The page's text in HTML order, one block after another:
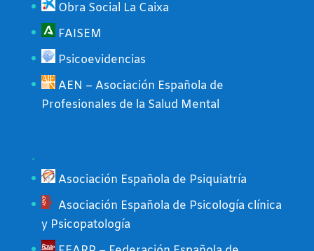
Obra Social La Caixa
FAISEM
Psicoevidencias
AEN – Asociación Española de
Profesionales de la Salud Mental
.
Asociación Española de Psiquiatría
Asociación Española de Psicología clínica
y Psicopatología